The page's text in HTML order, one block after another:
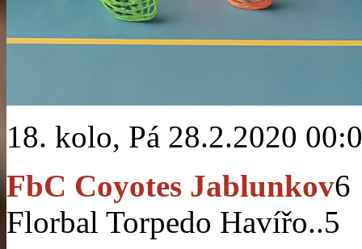
18. kolo, Pá 28.2.2020
FbC Coyotes Jablunkov6
Florbal Torpedo Havířo..5